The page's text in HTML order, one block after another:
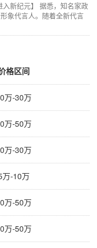
入新纪元】 据悉，知名家政
象代言人。随着全新代言
格区间
万-30万
万-50万
万-30万
万-10万
万-50万
万-50万